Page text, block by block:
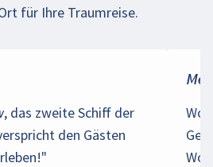
für Ihre Traumreise.
, das zweite Schiff der
den Gästen